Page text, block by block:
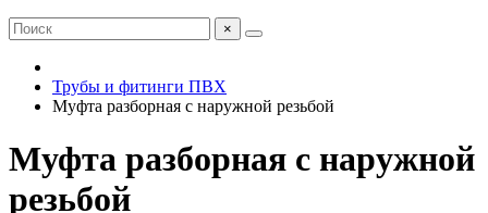
×
Трубы и фитинги ПВХ
Муфта разборная с наружной резьбой
Муфта разборная с наружной
резьбой